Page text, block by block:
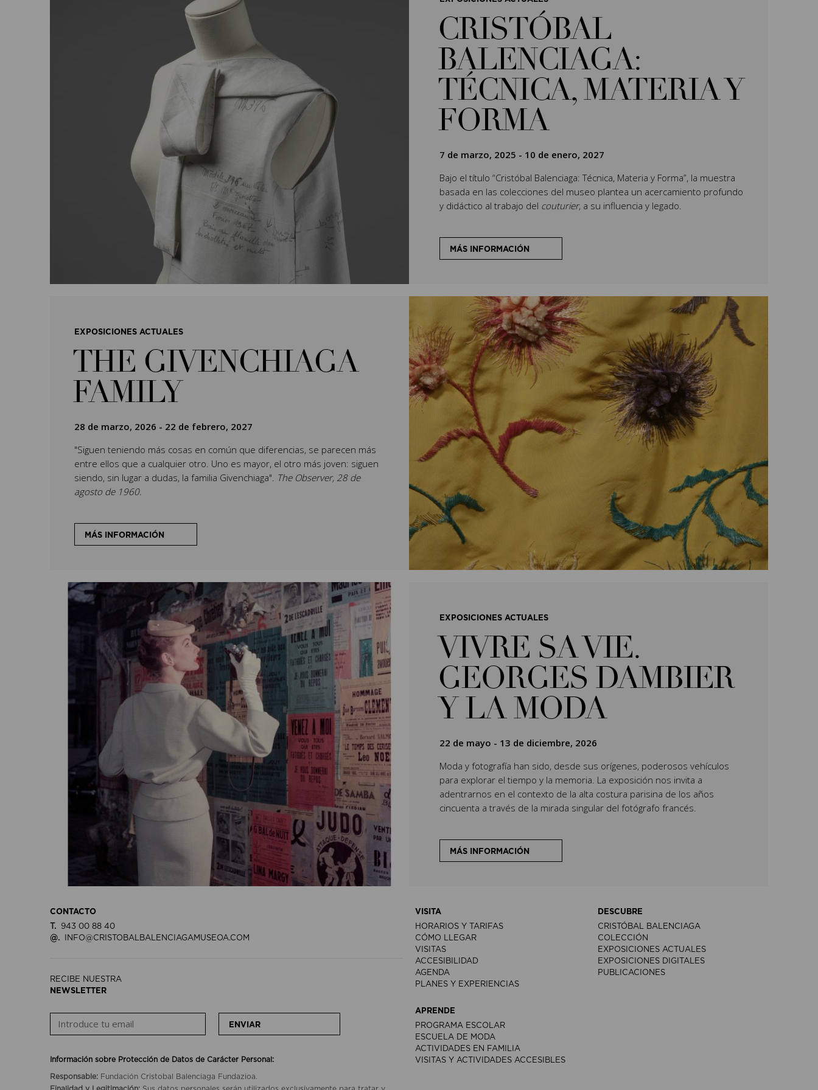
CRISTÓBAL
BALENCIAGA:
TÉCNICA, MATERIA Y
FORMA
7 de marzo, 2025 - 10 de enero, 2027
Bajo el título “Cristóbal Balenciaga: Técnica, Materia y Forma”, la muestra
basada en las colecciones del museo plantea un acercamiento profundo
y didáctico al trabajo del couturier, a su influencia y legado.
MÁS INFORMACIÓN
EXPOSICIONES ACTUALES
THE GIVENCHIAGA
FAMILY
28 de marzo, 2026 - 22 de febrero, 2027
"Siguen teniendo más cosas en común que diferencias, se parecen más
entre ellos que a cualquier otro. Uno es mayor, el otro más joven: siguen
siendo, sin lugar a dudas, la familia Givenchiaga". The Observer, 28 de
agosto de 1960.
MÁS INFORMACIÓN
EXPOSICIONES ACTUALES
VIVRE SA VIE.
GEORGES DAMBIER
Y LA MODA
22 de mayo - 13 de diciembre, 2026
Moda y fotografía han sido, desde sus orígenes, poderosos vehículos
para explorar el tiempo y la memoria. La exposición nos invita a
adentrarnos en el contexto de la alta costura parisina de los años
cincuenta a través de la mirada singular del fotógrafo francés.
MÁS INFORMACIÓN
CONTACTO
T.
943 00 88 40
@.
INFO@CRISTOBALBALENCIAGAMUSEOA.COM
RECIBE NUESTRA
NEWSLETTER
ENVIAR
Información sobre Protección de Datos de Carácter Personal:
Responsable: Fundación Cristobal Balenciaga Fundazioa.
VISITA
HORARIOS Y TARIFAS
CÓMO LLEGAR
VISITAS
ACCESIBILIDAD
AGENDA
PLANES Y EXPERIENCIAS
DESCUBRE
CRISTÓBAL BALENCIAGA
COLECCIÓN
EXPOSICIONES ACTUALES
EXPOSICIONES DIGITALES
PUBLICACIONES
APRENDE
PROGRAMA ESCOLAR
ESCUELA DE MODA
ACTIVIDADES EN FAMILIA
VISITAS Y ACTIVIDADES ACCESIBLES